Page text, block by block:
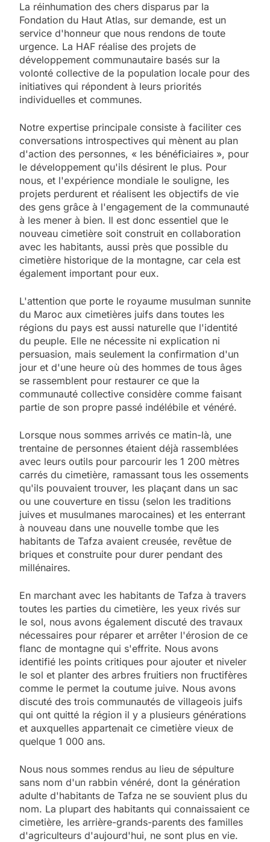
La réinhumation des chers disparus par la
Fondation du Haut Atlas, sur demande, est un
service d'honneur que nous rendons de toute
urgence. La HAF réalise des projets de
développement communautaire basés sur la
volonté collective de la population locale pour des
initiatives qui répondent à leurs priorités
individuelles et communes.
Notre expertise principale consiste à faciliter ces
conversations introspectives qui mènent au plan
d'action des personnes, « les bénéficiaires », pour
le développement qu'ils désirent le plus. Pour
nous, et l'expérience mondiale le souligne, les
projets perdurent et réalisent les objectifs de vie
des gens grâce à l'engagement de la communauté
à les mener à bien. Il est donc essentiel que le
nouveau cimetière soit construit en collaboration
avec les habitants, aussi près que possible du
cimetière historique de la montagne, car cela est
également important pour eux.
L'attention que porte le royaume musulman sunnite
du Maroc aux cimetières juifs dans toutes les
régions du pays est aussi naturelle que l'identité
du peuple. Elle ne nécessite ni explication ni
persuasion, mais seulement la confirmation d'un
jour et d'une heure où des hommes de tous âges
se rassemblent pour restaurer ce que la
communauté collective considère comme faisant
partie de son propre passé indélébile et vénéré.
Lorsque nous sommes arrivés ce matin-là, une
trentaine de personnes étaient déjà rassemblées
avec leurs outils pour parcourir les 1 200 mètres
carrés du cimetière, ramassant tous les ossements
qu'ils pouvaient trouver, les plaçant dans un sac
ou une couverture en tissu (selon les traditions
juives et musulmanes marocaines) et les enterrant
à nouveau dans une nouvelle tombe que les
habitants de Tafza avaient creusée, revêtue de
briques et construite pour durer pendant des
millénaires.
En marchant avec les habitants de Tafza à travers
toutes les parties du cimetière, les yeux rivés sur
le sol, nous avons également discuté des travaux
nécessaires pour réparer et arrêter l'érosion de ce
flanc de montagne qui s'effrite. Nous avons
identifié les points critiques pour ajouter et niveler
le sol et planter des arbres fruitiers non fructifères
comme le permet la coutume juive. Nous avons
discuté des trois communautés de villageois juifs
qui ont quitté la région il y a plusieurs générations
et auxquelles appartenait ce cimetière vieux de
quelque 1 000 ans.
Nous nous sommes rendus au lieu de sépulture
sans nom d'un rabbin vénéré, dont la génération
adulte d'habitants de Tafza ne se souvient plus du
nom. La plupart des habitants qui connaissaient ce
cimetière, les arrière-grands-parents des familles
d'agriculteurs d'aujourd'hui, ne sont plus en vie.